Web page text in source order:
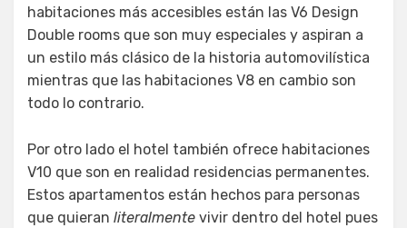
habitaciones más accesibles están las V6 Design
Double rooms que son muy especiales y aspiran a
un estilo más clásico de la historia automovilística
mientras que las habitaciones V8 en cambio son
todo lo contrario.
Por otro lado el hotel también ofrece habitaciones
V10 que son en realidad residencias permanentes.
Estos apartamentos están hechos para personas
que quieran literalmente vivir dentro del hotel pues